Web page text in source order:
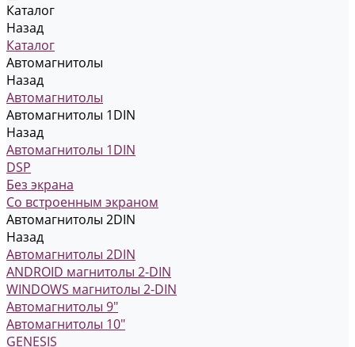
Каталог
Назад
Каталог
Автомагнитолы
Назад
Автомагнитолы
Автомагнитолы 1DIN
Назад
Автомагнитолы 1DIN
DSP
Без экрана
Со встроенным экраном
Автомагнитолы 2DIN
Назад
Автомагнитолы 2DIN
ANDROID магнитолы 2-DIN
WINDOWS магнитолы 2-DIN
Автомагнитолы 9"
Автомагнитолы 10"
GENESIS